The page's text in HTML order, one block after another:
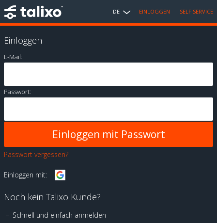
DE EINLOGGEN SELF SERVICE
Einloggen
E-Mail:
Passwort:
Passwort vergessen?
Einloggen mit:
Noch kein Talixo Kunde?
Schnell und einfach anmelden